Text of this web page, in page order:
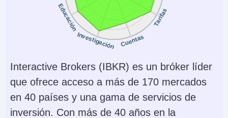
Tarifas
Cuentas
Investigación
Educación
Interactive Brokers (IBKR) es un bróker líder
que ofrece acceso a más de 170 mercados
en 40 países y una gama de servicios de
inversión. Con más de 40 años en la